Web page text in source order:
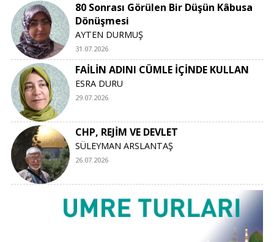
80 Sonrası Görülen Bir Düşün Kâbusa
Dönüşmesi
AYTEN DURMUŞ
31.07.2026
FAİLİN ADINI CÜMLE İÇİNDE KULLAN
ESRA DURU
29.07.2026
CHP, REJİM VE DEVLET
SÜLEYMAN ARSLANTAŞ
26.07.2026